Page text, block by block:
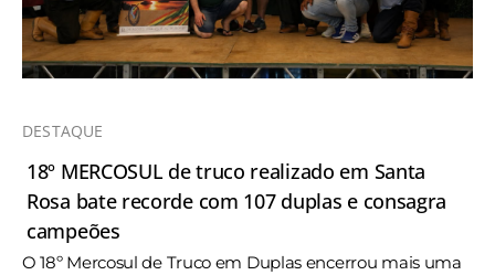
DESTAQUE
18º MERCOSUL de truco realizado em Santa
Rosa bate recorde com 107 duplas e consagra
campeões
O 18º Mercosul de Truco em Duplas encerrou mais uma